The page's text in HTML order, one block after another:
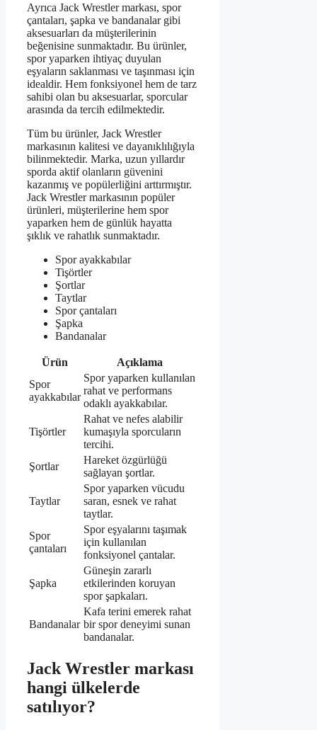
Ayrıca Jack Wrestler markası, spor
çantaları, şapka ve bandanalar gibi
aksesuarları da müşterilerinin
beğenisine sunmaktadır. Bu ürünler,
spor yaparken ihtiyaç duyulan
eşyaların saklanması ve taşınması için
idealdir. Hem fonksiyonel hem de tarz
sahibi olan bu aksesuarlar, sporcular
arasında da tercih edilmektedir.
Tüm bu ürünler, Jack Wrestler
markasının kalitesi ve dayanıklılığıyla
bilinmektedir. Marka, uzun yıllardır
sporda aktif olanların güvenini
kazanmış ve popülerliğini arttırmıştır.
Jack Wrestler markasının popüler
ürünleri, müşterilerine hem spor
yaparken hem de günlük hayatta
şıklık ve rahatlık sunmaktadır.
Spor ayakkabılar
Tişörtler
Şortlar
Taytlar
Spor çantaları
Şapka
Bandanalar
Ürün
Açıklama
Spor
ayakkabılar
Spor yaparken kullanılan
rahat ve performans
odaklı ayakkabılar.
Tişörtler
Rahat ve nefes alabilir
kumaşıyla sporcuların
tercihi.
Şortlar
Hareket özgürlüğü
sağlayan şortlar.
Taytlar
Spor yaparken vücudu
saran, esnek ve rahat
taytlar.
Spor
çantaları
Spor eşyalarını taşımak
için kullanılan
fonksiyonel çantalar.
Şapka
Güneşin zararlı
etkilerinden koruyan
spor şapkaları.
Bandanalar
Kafa terini emerek rahat
bir spor deneyimi sunan
bandanalar.
Jack Wrestler markası
hangi ülkelerde
satılıyor?